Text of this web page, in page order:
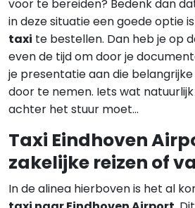
voor te bereiden? Bedenk dan
in deze situatie een goede optie
taxi te bestellen. Dan heb je op
even de tijd om door je
je presentatie aan die
door te nemen. Iets wat
achter het stuur moet…
Taxi Eindhoven
zakelijke reizen of
In de alinea hierboven is het al